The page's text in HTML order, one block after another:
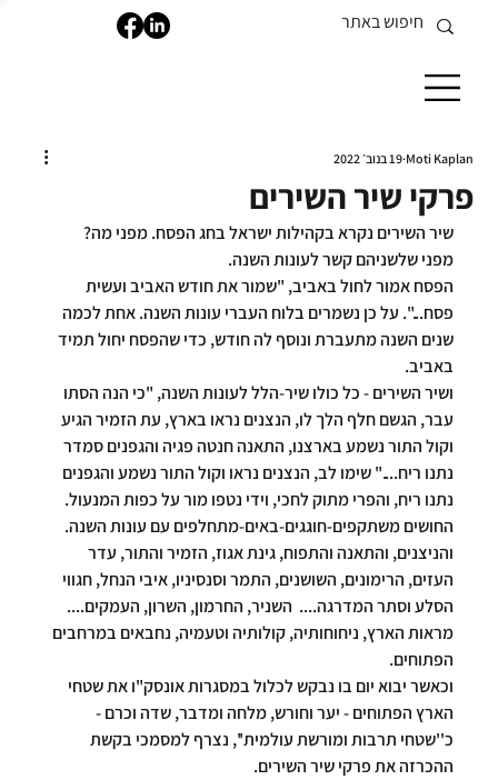
פרקי שיר השירים
Moti Kaplan 19 בנוב׳ 2022
שיר השירים נקרא בקהילות ישראל בחג הפסח. מפני מה?
מפני שלשניהם קשר לעונות השנה.
הפסח אמור לחול באביב, "שמור את חודש האביב ועשית
פסח...". על כן נשמרים בלוח העברי עונות השנה. אחת לכמה
שנים השנה מתעברת ונוסף לה חודש, כדי שהפסח יחול תמיד
באביב.
ושיר השירים - כל כולו שיר-הלל לעונות השנה, "כי הנה הסתו
עבר, הגשם חלף הלך לו, הנצנים נראו בארץ, עת הזמיר הגיע
וקול התור נשמע בארצנו, התאנה חנטה פגיה והגפנים סמדר
נתנו ריח...." שימו לב, הנצנים נראו וקול התור נשמע והגפנים
נתנו ריח, והפרי מתוק לחכי, וידי נטפו מור על כפות המנעול.
החושים משתקפים-חוגגים-באים-מתחלפים עם עונות השנה.
והניצנים, והתאנה והתפוח, גינת אגוז, הזמיר והתור, עדר
העזים, הרימונים, השושנים, התמר וסנסיניו, איבי הנחל, חגווי
הסלע וסתר המדרגה....  השניר, החרמון, השרון, העמקים....
מראות הארץ, ניחוחותיה, קולותיה וטעמיה, נחבאים במרחבים
הפתוחים.
וכאשר יבוא יום בו נבקש לכלול במסגרות אונסק"ו את שטחי
הארץ הפתוחים - יער וחורש, מלחה ומדבר, שדה וכרם -
כ''שטחי תרבות ומורשת עולמית'', נצרף למסמכי בקשת
ההכרזה את פרקי שיר השירים.